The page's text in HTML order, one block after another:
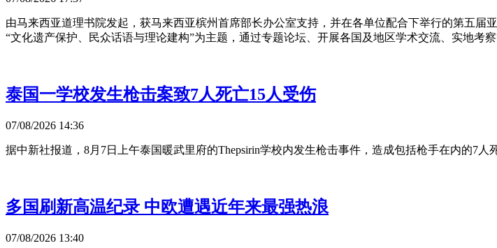
由马来西亚道理书院发起，获马来西亚槟州首席部长办公室支持，并在各单位配合下举行的第五届
“文化遗产保护、民众话语与理论建构”为主题，通过专题论坛、开展各国及地区学术交流、实地考
泰国一学校发生枪击案致7人死亡15人受伤
07/08/2026 14:36
据中新社报道，8月7日上午泰国暖武里府的Thepsirin学校内发生枪击事件，造成包括枪手在内的7人
多国刷新高温纪录 中欧遭遇近年来最强热浪
07/08/2026 13:40